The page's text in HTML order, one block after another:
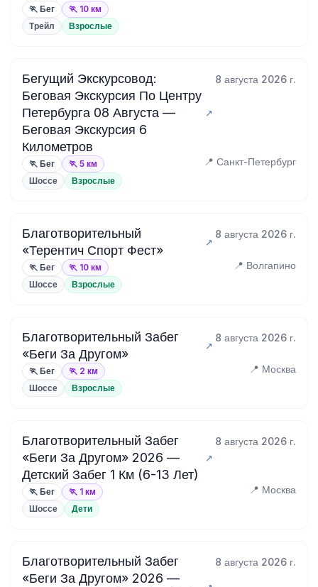
🏃 Бег
🏃 10 км
Трейл
Взрослые
Бегущий Экскурсовод:
Беговая Экскурсия По Центру
Петербурга 08 Августа —
Беговая Экскурсия 6
Километров
8 августа 2026 г.
🏃 Бег 🏃 5 км 📍 Санкт-Петербург
Шоссе Взрослые
Благотворительный
«Терентич Спорт Фест»
8 августа 2026 г.
🏃 Бег 🏃 10 км 📍 Волгапино
Шоссе Взрослые
Благотворительный Забег
«Беги За Другом»
8 августа 2026 г.
🏃 Бег 🏃 2 км 📍 Москва
Шоссе Взрослые
Благотворительный Забег
«Беги За Другом» 2026 —
Детский Забег 1 Км (6-13 Лет)
8 августа 2026 г.
🏃 Бег 🏃 1 км 📍 Москва
Шоссе Дети
Благотворительный Забег
«Беги За Другом» 2026 —
8 августа 2026 г.